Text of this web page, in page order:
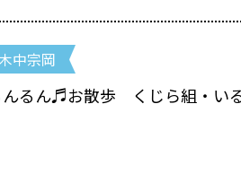
中宗岡
るん♬お散歩 くじら組・い